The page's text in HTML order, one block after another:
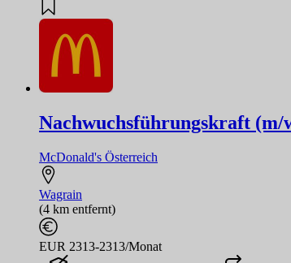
Nachwuchsführungskraft (m/
McDonald's Österreich
Wagrain
(4 km entfernt)
EUR 2313-2313/Monat